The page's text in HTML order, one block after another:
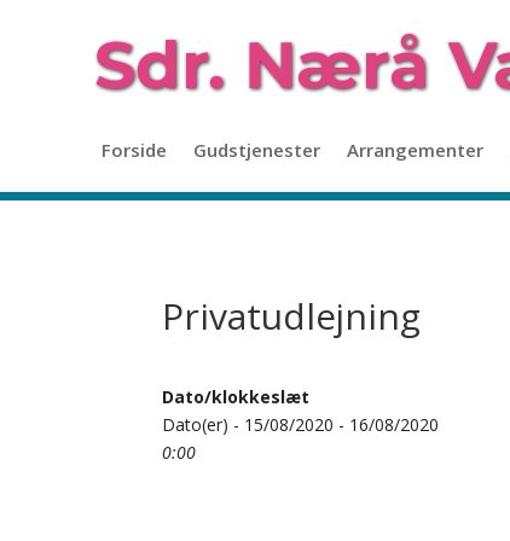
Forside Gudstjenester Arrangementer
Privatudlejning
Dato/klokkeslæt
Dato(er) - 15/08/2020 - 16/08/2020
0:00